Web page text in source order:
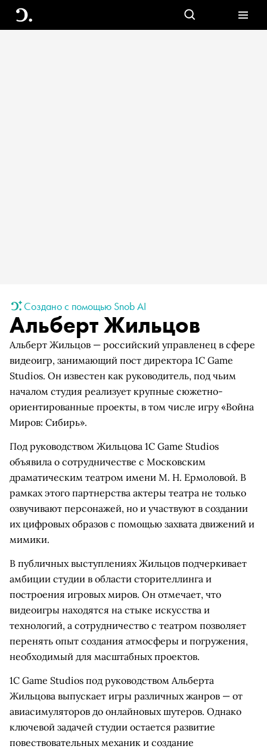
Создано с помощью Snob AI
Альберт Жильцов
Альберт Жильцов — российский управленец в сфере
видеоигр, занимающий пост директора 1C Game
Studios. Он известен как руководитель, под чьим
началом студия реализует крупные сюжетно-
ориентированные проекты, в том числе игру «Война
Миров: Сибирь».
Под руководством Жильцова 1C Game Studios
объявила о сотрудничестве с Московским
драматическим театром имени М. Н. Ермоловой. В
рамках этого партнерства актеры театра не только
озвучивают персонажей, но и участвуют в создании
их цифровых образов с помощью захвата движений и
мимики.
В публичных выступлениях Жильцов подчеркивает
амбиции студии в области сторителлинга и
построения игровых миров. Он отмечает, что
видеоигры находятся на стыке искусства и
технологий, а сотрудничество с театром позволяет
перенять опыт создания атмосферы и погружения,
необходимый для масштабных проектов.
1C Game Studios под руководством Альберта
Жильцова выпускает игры различных жанров — от
авиасимуляторов до онлайновых шутеров. Однако
ключевой задачей студии остается развитие
повествовательных механик и создание